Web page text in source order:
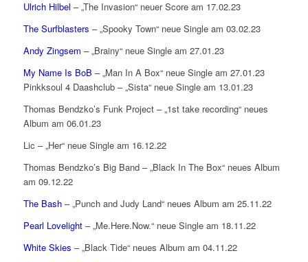
Ulrich Hilbel – „The Invasion“ neuer Score am 17.02.23
The Surfblasters – „Spooky Town“ neue Single am 03.02.23
Andy Zingsem – „Brainy“ neue Single am 27.01.23
My Name Is BoB – „Man In A Box“ neue Single am 27.01.23
Pinkksoul 4 Daashclub – „Sista“ neue Single am 13.01.23
Thomas Bendzko’s Funk Project – „1st take recording“ neues
Album am 06.01.23
Lic – „Her“ neue Single am 16.12.22
Thomas Bendzko’s Big Band – „Black In The Box“ neues Album
am 09.12.22
The Bash– „Punch and Judy Land“ neues Album am 25.11.22
Pearl Lovelight– „Me.Here.Now.“ neue Single am 18.11.22
White Skies – „Black Tide“ neues Album am 04.11.22